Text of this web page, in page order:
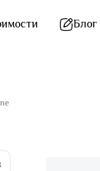
Блог